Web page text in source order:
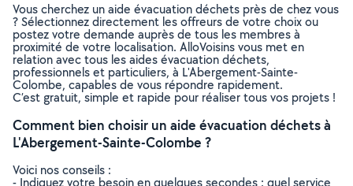
Vous cherchez un aide évacuation déchets près de chez vous
? Sélectionnez directement les offreurs de votre choix ou
postez votre demande auprès de tous les membres à
proximité de votre localisation. AlloVoisins vous met en
relation avec tous les aides évacuation déchets,
professionnels et particuliers, à L'Abergement-Sainte-
Colombe, capables de vous répondre rapidement.
C’est gratuit, simple et rapide pour réaliser tous vos projets !
Comment bien choisir un aide évacuation déchets à
L'Abergement-Sainte-Colombe ?
Voici nos conseils :
- Indiquez votre besoin en quelques secondes : quel service